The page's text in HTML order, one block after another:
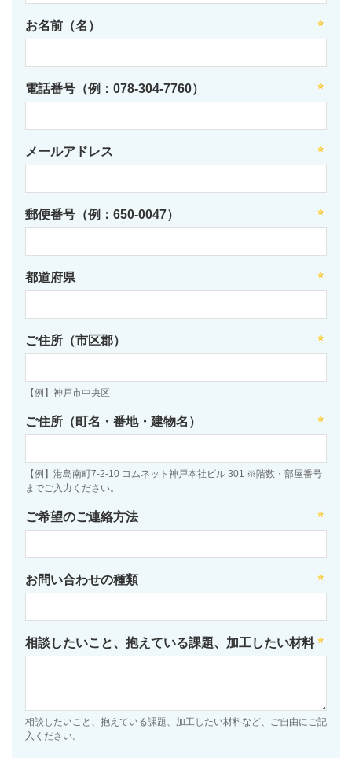
お名前（名）
電話番号（例：078-304-7760）
メールアドレス
郵便番号（例：650-0047）
都道府県
ご住所（市区郡）
【例】神戸市中央区
ご住所（町名・番地・建物名）
【例】港島南町7-2-10 コムネット神戸本社ビル 301 ※階数・部屋番号
までご入力ください。
ご希望のご連絡方法
お問い合わせの種類
相談したいこと、抱えている課題、加工したい材料
相談したいこと、抱えている課題、加工したい材料など、ご自由にご記
入ください。